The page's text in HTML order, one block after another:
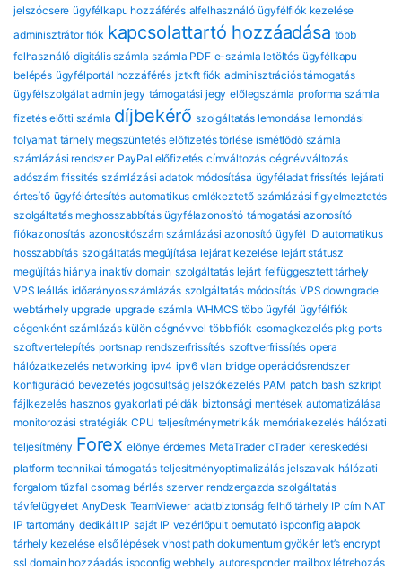
jelszócsere ügyfélkapu hozzáférés alfelhasználó ügyfélfiók kezelése
adminisztrátor fiók kapcsolattartó hozzáadása több
felhasználó digitális számla számla PDF e-számla letöltés ügyfélkapu
belépés ügyfélportál hozzáférés jztkft fiók adminisztrációs támogatás
ügyfélszolgálat admin jegy támogatási jegy előlegszámla proforma számla
fizetés előtti számla díjbekérő szolgáltatás lemondása lemondási
folyamat tárhely megszüntetés előfizetés törlése ismétlődő számla
számlázási rendszer PayPal előfizetés címváltozás cégnévváltozás
adószám frissítés számlázási adatok módosítása ügyféladat frissítés lejárati
értesítő ügyfélértesítés automatikus emlékeztető számlázási figyelmeztetés
szolgáltatás meghosszabbítás ügyfélazonosító támogatási azonosító
fiókazonosítás azonosítószám számlázási azonosító ügyfél ID automatikus
hosszabbítás szolgáltatás megújítása lejárat kezelése lejárt státusz
megújítás hiánya inaktív domain szolgáltatás lejárt felfüggesztett tárhely
VPS leállás időarányos számlázás szolgáltatás módosítás VPS downgrade
webtárhely upgrade upgrade számla WHMCS több ügyfél ügyfélfiók
cégenként számlázás külön cégnévvel több fiók csomagkezelés pkg ports
szoftvertelepítés portsnap rendszerfrissítés szoftverfrissítés opera
hálózatkezelés networking ipv4 ipv6 vlan bridge operációsrendszer
konfiguráció bevezetés jogosultság jelszókezelés PAM patch bash szkript
fájlkezelés hasznos gyakorlati példák biztonsági mentések automatizálása
monitorozási stratégiák CPU teljesítménymetrikák memóriakezelés hálózati
teljesítmény Forex előnye érdemes MetaTrader cTrader kereskedési
platform technikai támogatás teljesítményoptimalizálás jelszavak hálózati
forgalom tűzfal csomag bérlés szerver rendzergazda szolgáltatás
távfelügyelet AnyDesk TeamViewer adatbiztonság felhő tárhely IP cím NAT
IP tartomány dedikált IP saját IP vezérlőpult bemutató ispconfig alapok
tárhely kezelése első lépések vhost path dokumentum gyökér let’s encrypt
ssl domain hozzáadás ispconfig webhely autoresponder mailbox létrehozás